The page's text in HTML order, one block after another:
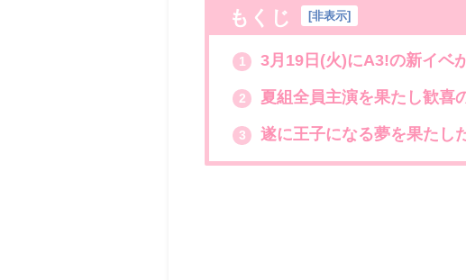
もくじ [非表示]
1 3月19日(火)にA3!の新イベ
2 夏組全員主演を果たし歓喜
3 遂に王子になる夢を果たし